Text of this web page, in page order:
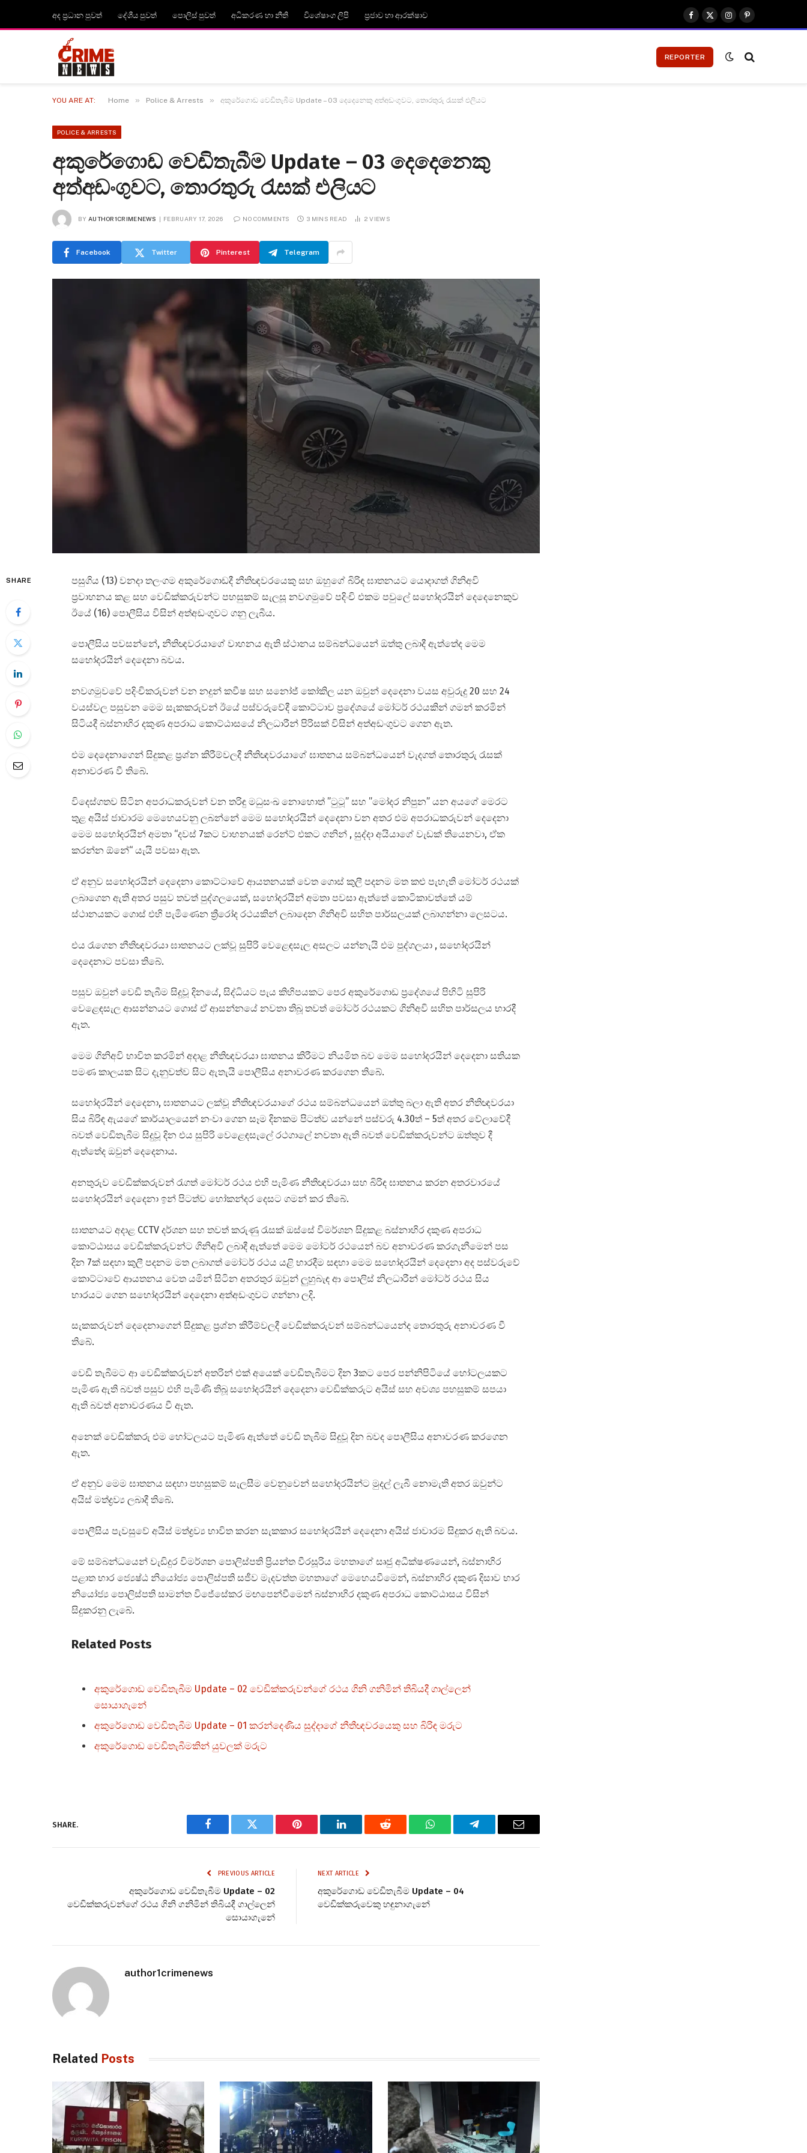
අද ප්‍රධාන පුවත් දේශීය පුවත් පොලිස් පුවත් අධිකරණ හා නීති විශේෂාංග ලිපි ප්‍රජාව හා ආරක්ෂාව
Facebook
X
(Twitter)
InstagramPinterest
REPORTER
YOU ARE AT: Home » Police & Arrests » අකුරේගොඩ වෙඩිතැබීම Update – 03 දෙදෙනෙකු අත්අඩංගුවට, තොරතුරු රැසක් එලියට
POLICE & ARRESTS
අකුරේගොඩ වෙඩිතැබීම Update – 03 දෙදෙනෙකු
අත්අඩංගුවට, තොරතුරු රැසක් එලියට
BY AUTHOR1CRIMENEWS FEBRUARY 17, 2026 NO COMMENTS 3 MINS READ 2VIEWS
Facebook Twitter Pinterest Telegram
SHARE
පසුගිය (13) වනදා තලංගම අකුරේගොඩදී නීතිඥවරයෙකු සහ ඔහුගේ බිරිඳ ඝාතනයට යොදාගත් ගිනිඅවි
ප්‍රවාහනය කළ සහ වෙඩික්කරුවන්ට පහසුකම් සැලසූ නවගමුවේ පදිංචි එකම පවුලේ සහෝදරයින් දෙදෙනෙකුව
ඊයේ (16) පොලීසිය විසින් අත්අඩංගුවට ගනු ලැබීය.
පොලීසිය පවසන්නේ, නීතිඥවරයාගේ වාහනය ඇති ස්ථානය සම්බන්ධයෙන් ඔත්තු ලබාදී ඇත්තේද මෙම
සහෝදරයින් දෙදෙනා බවය.
නවගමුවවේ පදිංචිකරුවන් වන නදුන් කවීෂ සහ සනෝජ් කෝකිල යන ඔවුන් දෙදෙනා වයස අවුරුදු 20 සහ 24
වයස්වල පසුවන මෙම සැකකරුවන් ඊයේ පස්වරුවේදී කොට්ටාව ප්‍රදේශයේ මෝටර් රථයකින් ගමන් කරමින්
සිටියදී බස්නාහිර දකුණ අපරාධ කොට්ඨාසයේ නිලධාරීන් පිරිසක් විසින් අත්අඩංගුවට ගෙන ඇත.
එම දෙදෙනාගෙන් සිදුකළ ප්‍රශ්න කිරීම්වලදී නීතිඥවරයාගේ ඝාතනය සම්බන්ධයෙන් වැදගත් තොරතුරු රැසක්
අනාවරණ වී තිබේ.
විදෙස්ගතව සිටින අපරාධකරුවන් වන තරිඳු මධුසංඛ නොහොත් ”ටුටූ” සහ ”මෝදර නිපුන” යන අයගේ මෙරට
තුළ අයිස් ජාවාරම මෙහෙයවනු ලබන්නේ මෙම සහෝදරයින් දෙදෙනා වන අතර එම අපරාධකරුවන් දෙදෙනා
මෙම සහෝදරයින් අමතා “දවස් 7කට වාහනයක් රෙන්ට් එකට ගනින් , සුද්දා අයියාගේ වැඩක් තියෙනවා, ඒක
කරන්න ඕනේ“ යැයි පවසා ඇත.
ඒ අනුව සහෝදරයින් දෙදෙනා කොට්ටාවේ ආයතනයක් වෙත ගොස් කුලී පදනම මත කළු පැහැති මෝටර් රථයක්
ලබාගෙන ඇති අතර පසුව තවත් පුද්ගලයෙක්, සහෝදරයින් අමතා පවසා ඇත්තේ කොටිකාවත්තේ යම්
ස්ථානයකට ගොස් එහි පැමිණෙන ත්‍රීරෝද රථයකින් ලබාදෙන ගිනිඅවි සහිත පාර්සලයක් ලබාගන්නා ලෙසටය.
එය රැගෙන නීතිඥවරයා ඝාතනයට ලක්වූ සුපිරි වෙළෙඳසැල අසලට යන්නැයි එම පුද්ගලයා , සහෝදරයින්
දෙදෙනාට පවසා තිබේ.
පසුව ඔවුන් වෙඩි තැබීම සිදුවූ දිනයේ, සිද්ධියට පැය කිහිපයකට පෙර අකුරේගොඩ ප්‍රදේශයේ පිහිටි සුපිරි
වෙළෙඳසැල ආසන්නයට ගොස් ඒ ආසන්නයේ නවතා තිබූ තවත් මෝටර් රථයකට ගිනිඅවි සහිත පාර්සලය භාරදී
ඇත.
මෙම ගිනිඅවි භාවිත කරමින් අදාළ නීතිඥවරයා ඝාතනය කිරීමට නියමිත බව මෙම සහෝදරයින් දෙදෙනා සතියක
පමණ කාලයක සිට දැනුවත්ව සිට ඇතැයි පොලීසිය අනාවරණ කරගෙන තිබේ.
සහෝදරයින් දෙදෙනා, ඝාතනයට ලක්වූ නීතිඥවරයාගේ රථය සම්බන්ධයෙන් ඔත්තු බලා ඇති අතර නීතිඥවරයා
සිය බිරිඳ ඇයගේ කාර්යාලයෙන් නංවා ගෙන සෑම දිනකම පිටත්ව යන්නේ පස්වරු 4.30ත් – 5ත් අතර වේලාවේදී
බවත් වෙඩිතැබීම සිදුවූ දින එය සුපිරි වෙළෙඳසැලේ රථගාලේ නවතා ඇති බවත් වෙඩික්කරුවන්ට ඔත්තුව දී
ඇත්තේද ඔවුන් දෙදෙනාය.
අනතුරුව වෙඩික්කරුවන් රැගත් මෝටර් රථය එහි පැමිණ නීතිඥවරයා සහ බිරිඳ ඝාතනය කරන අතරවාරයේ
සහෝදරයින් දෙදෙනා ඉන් පිටත්ව හෝකන්දර දෙසට ගමන් කර තිබේ.
ඝාතනයට අදාළ CCTV දර්ශන සහ තවත් කරුණු රැසක් ඔස්සේ විමර්ශන සිදුකළ බස්නාහිර දකුණ අපරාධ
කොට්ඨාසය වෙඩික්කරුවන්ට ගිනිඅවි ලබාදී ඇත්තේ මෙම මෝටර් රථයෙන් බව අනාවරණ කරගැනීමෙන් පස
දින 7ක් සඳහා කුලී පදනම මත ලබාගත් මෝටර් රථය යළි භාරදීම සඳහා මෙම සහෝදරයින් දෙදෙනා අද පස්වරුවේ
කොට්ටාවේ ආයතනය වෙත යමින් සිටින අතරතුර ඔවුන් ලුහුබැඳ ආ පොලිස් නිලධාරීන් මෝටර් රථය සිය
භාරයට ගෙන සහෝදරයින් දෙදෙනා අත්අඩංගුවට ගන්නා ලදි.
සැකකරුවන් දෙදෙනාගෙන් සිදුකළ ප්‍රශ්න කිරීම්වලදී වෙඩික්කරුවන් සම්බන්ධයෙන්ද තොරතුරු අනාවරණ වී
තිබේ.
වෙඩි තැබීමට ආ වෙඩික්කරුවන් අතරින් එක් අයෙක් වෙඩිතැබීමට දින 3කට පෙර පන්නිපිටියේ හෝටලයකට
පැමිණ ඇති බවත් පසුව එහි පැමිණි තිබූ සහෝදරයින් දෙදෙනා වෙඩික්කරුට අයිස් සහ අවශ්‍ය පහසුකම් සපයා
ඇති බවත් අනාවරණය වී ඇත.
අනෙක් වෙඩික්කරු එම හෝටලයට පැමිණ ඇත්තේ වෙඩි තැබීම සිදුවූ දින බවද පොලීසිය අනාවරණ කරගෙන
ඇත.
ඒ අනුව මෙම ඝාතනය සඳහා පහසුකම් සැලසීම වෙනුවෙන් සහෝදරයින්ට මුදල් ලැබී නොමැති අතර ඔවුන්ට
අයිස් මත්ද්‍රව්‍ය ලබාදී තිබේ.
පොලීසිය පැවසුවේ අයිස් මත්ද්‍රව්‍ය භාවිත කරන සැකකාර සහෝදරයින් දෙදෙනා අයිස් ජාවාරම සිදුකර ඇති බවය.
මේ සම්බන්ධයෙන් වැඩිදුර විමර්ශන පොලිස්පති ප්‍රියන්ත වීරසූරිය මහතාගේ සෘජු අධීක්ෂණයෙන්, බස්නාහිර
පළාත භාර ජ්‍යෙෂ්ඨ නියෝජ්‍ය පොලිස්පති සජීව මැදවත්ත මහතාගේ මෙහෙයවීමෙන්, බස්නාහිර දකුණ දිසාව භාර
නියෝජ්‍ය පොලිස්පති සාමන්ත විජේසේකර මඟපෙන්වීමෙන් බස්නාහිර දකුණ අපරාධ කොට්ඨාසය විසින්
සිදුකරනු ලැබේ.
Related Posts
අකුරේගොඩ වෙඩිතැබීම Update – 02 වෙඩික්කරුවන්ගේ රථය ගිනි ගනිමින් තිබියදී ගාල්ලෙන්
සොයාගැනේ
අකුරේගොඩ වෙඩිතැබීම Update – 01 කරන්දෙණිය සුද්දාගේ නීතීඥවරයෙකු සහ බිරිඳ මරුට
අකුරේගොඩ වෙඩිතැබීමකින් යුවලක් මරුට
SHARE.
Facebook Twitter Pinterest LinkedIn Reddit WhatsAppTelegram Email
PREVIOUS ARTICLE
අකුරේගොඩ වෙඩිතැබීම Update – 02
වෙඩික්කරුවන්ගේ රථය ගිනි ගනිමින් තිබියදී ගාල්ලෙන්
සොයාගැනේ
NEXT ARTICLE
අකුරේගොඩ වෙඩිතැබීම Update – 04
වෙඩික්කරුවෙකු හඳුනාගැනේ
author1crimenews
Related Posts